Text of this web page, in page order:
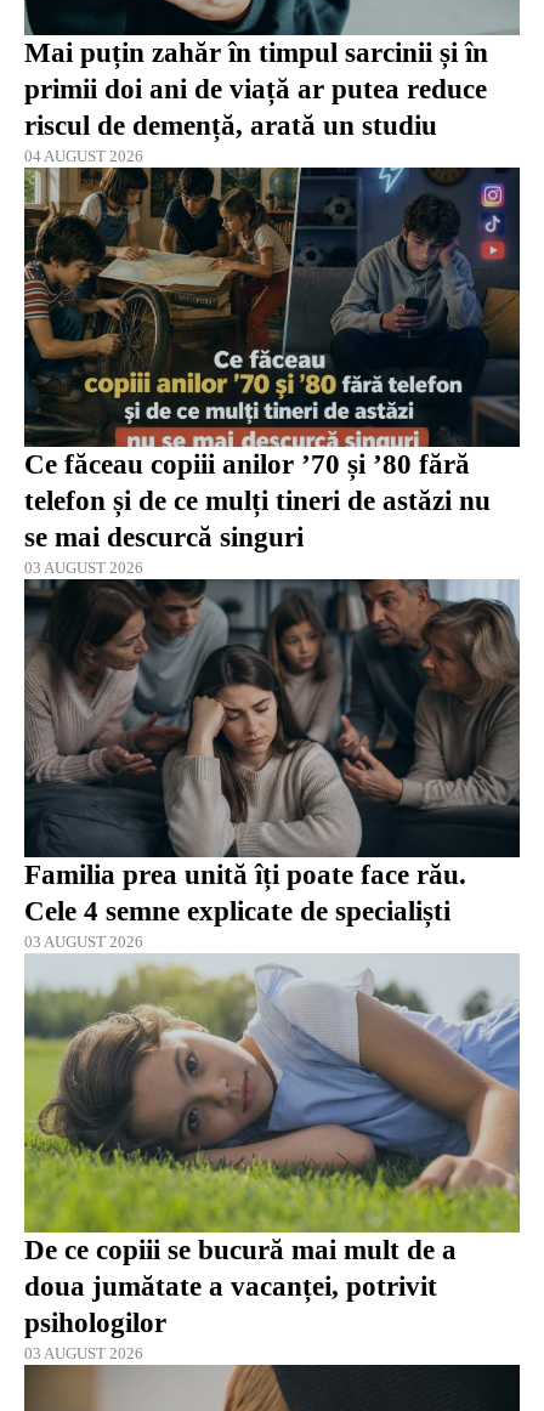
Mai puțin zahăr în timpul sarcinii și în
primii doi ani de viață ar putea reduce
riscul de demență, arată un studiu
04 AUGUST 2026
Ce făceau copiii anilor ’70 și ’80 fără
telefon și de ce mulți tineri de astăzi nu
se mai descurcă singuri
03 AUGUST 2026
Familia prea unită îți poate face rău.
Cele 4 semne explicate de specialiști
03 AUGUST 2026
De ce copiii se bucură mai mult de a
doua jumătate a vacanței, potrivit
psihologilor
03 AUGUST 2026